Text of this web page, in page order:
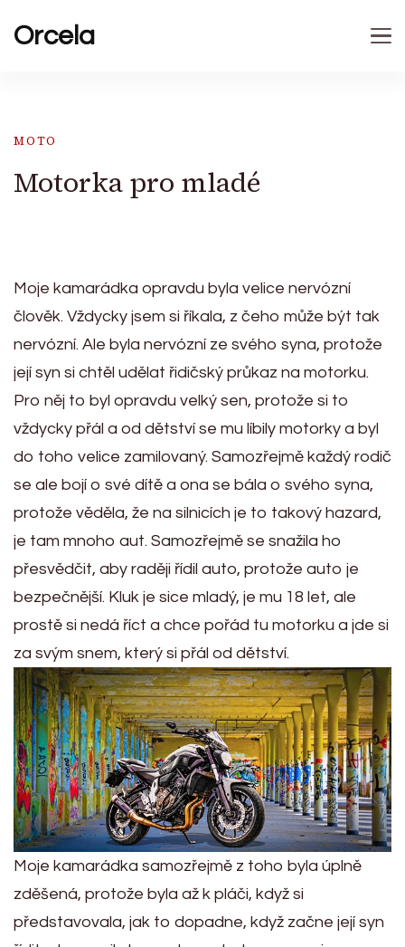
Orcela
MOTO
Motorka pro mladé
Moje kamarádka opravdu byla velice nervózní
člověk. Vždycky jsem si říkala, z čeho může být tak
nervózní. Ale byla nervózní ze svého syna, protože
její syn si chtěl udělat řidičský průkaz na motorku.
Pro něj to byl opravdu velký sen, protože si to
vždycky přál a od dětství se mu líbily motorky a byl
do toho velice zamilovaný. Samozřejmě každý rodič
se ale bojí o své dítě a ona se bála o svého syna,
protože věděla, že na silnicích je to takový hazard,
je tam mnoho aut. Samozřejmě se snažila ho
přesvědčit, aby raději řídil auto, protože auto je
bezpečnější. Kluk je sice mladý, je mu 18 let, ale
prostě si nedá říct a chce pořád tu motorku a jde si
za svým snem, který si přál od dětství.
Moje kamarádka samozřejmě z toho byla úplně
zděšená, protože byla až k pláči, když si
představovala, jak to dopadne, když začne její syn